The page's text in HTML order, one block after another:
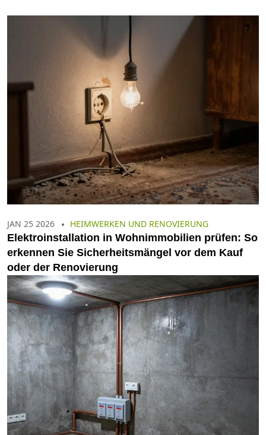
JAN 25 2026 HEIMWERKEN UND RENOVIERUNG
Elektroinstallation in Wohnimmobilien prüfen: So
erkennen Sie Sicherheitsmängel vor dem Kauf
oder der Renovierung